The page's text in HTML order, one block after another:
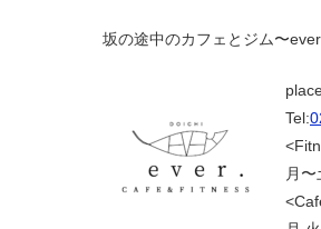
坂の途中のカフェとジム〜
Tel:
月